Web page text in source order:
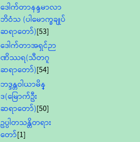
ဒေါက်တာနန္ဒမာလာ
ဘိဝံသ (ပါမောက္ခချုပ်
ဆရာတော်)[53]
ဒေါက်တာအရှင်ဉာ
ဏိဿရ(သီတဂူ
ဆရာတော်)[54]
ဘဒ္ဒန္တဝါယာမိန္
ဒ(မြောက်ဦး
ဆရာတော်)[50]
ဥပ္ပါတသန္တိတရား
တော်[1]